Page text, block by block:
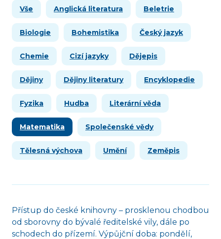
Vše Anglická literatura Beletrie
Biologie Bohemistika Český jazyk
Chemie Cizí jazyky Dějepis
Dějiny Dějiny literatury Encyklopedie
Fyzika Hudba Literární věda
Matematika Společenské vědy
Tělesná výchova Umění Zeměpis
Přístup do české knihovny – prosklenou chodbou
od sborovny do bývalé ředitelské vily, dále po
schodech do přízemí. Výpůjční doba: pondělí,